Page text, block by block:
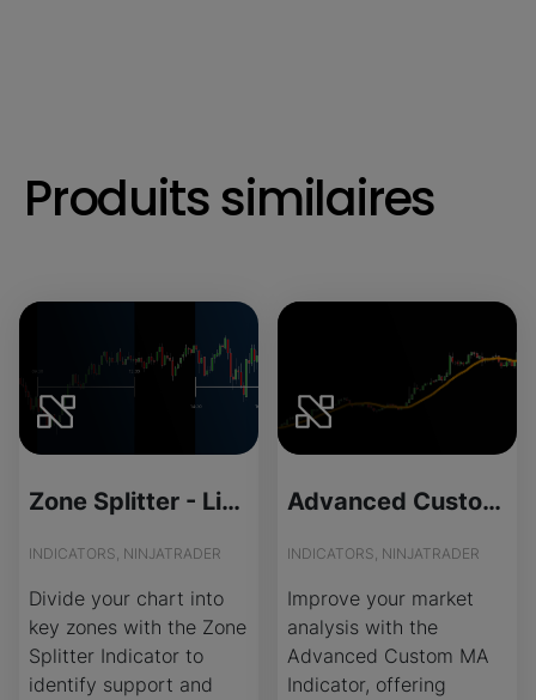
Produits similaires
Zone Splitter - License Version
INDICATORS, NINJATRADER
Divide your chart into
key zones with the Zone
Splitter Indicator to
identify support and
Advanced Custom Moving Average (MA) - Source Code
INDICATORS, NINJATRADER
Improve your market
analysis with the
Advanced Custom MA
Indicator, offering